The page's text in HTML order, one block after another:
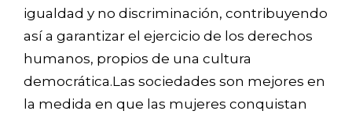
igualdad y no discriminación, contribuyendo
así a garantizar el ejercicio de los derechos
humanos, propios de una cultura
democrática.Las sociedades son mejores en
la medida en que las mujeres conquistan